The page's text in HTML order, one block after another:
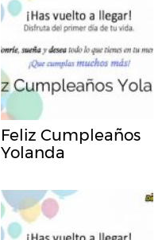
Feliz Cumpleaños
Yolanda